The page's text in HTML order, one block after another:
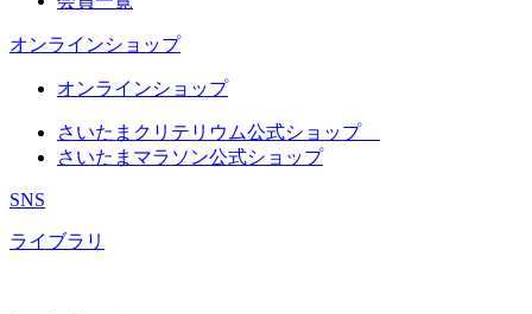
オンラインショップ
オンラインショップ
さいたまクリテリウム公式ショップ
さいたまマラソン公式ショップ
SNS
ライブラリ